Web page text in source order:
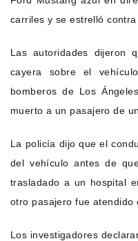
carriles y se estrelló contra
Las autoridades dijeron
cayera sobre el
bomberos de Los
muerto a un pasajero de
La policía dijo que el
del vehículo antes de
trasladado a un hospital
otro pasajero fue atendido
Los investigadores